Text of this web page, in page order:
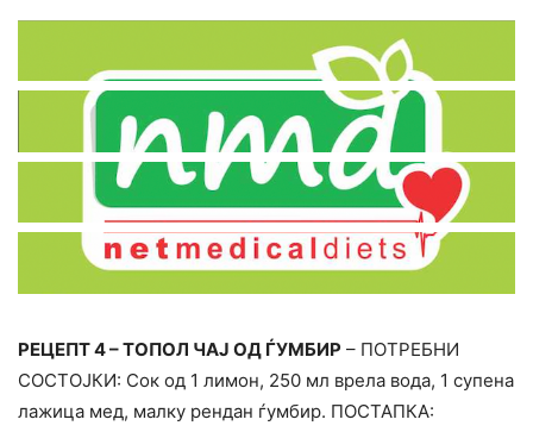
РЕЦЕПТ 4 – ТОПОЛ ЧАЈ ОД ЃУМБИР – ПОТРЕБНИ
СОСТОЈКИ: Сок од 1 лимон, 250 мл врела вода, 1 супена
лажица мед, малку рендан ѓумбир. ПОСТАПКА: